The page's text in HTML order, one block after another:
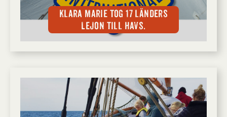
Klara Marie tog 17 länders
Lejon till havs.